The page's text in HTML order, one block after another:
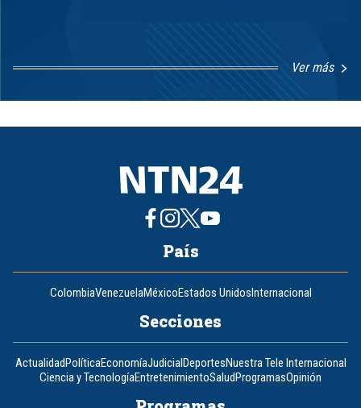
Ver más
1
8
País
ColombiaVenezuelaMéxicoEstados UnidosInternacional
Secciones
ActualidadPolíticaEconomíaJudicialDeportesNuestra Tele Internacional
Ciencia y TecnologíaEntretenimientoSaludProgramasOpinión